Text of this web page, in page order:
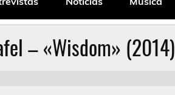
– «Wisdom» (2014)